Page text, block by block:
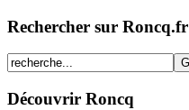
Rechercher sur Roncq.fr
Découvrir Roncq